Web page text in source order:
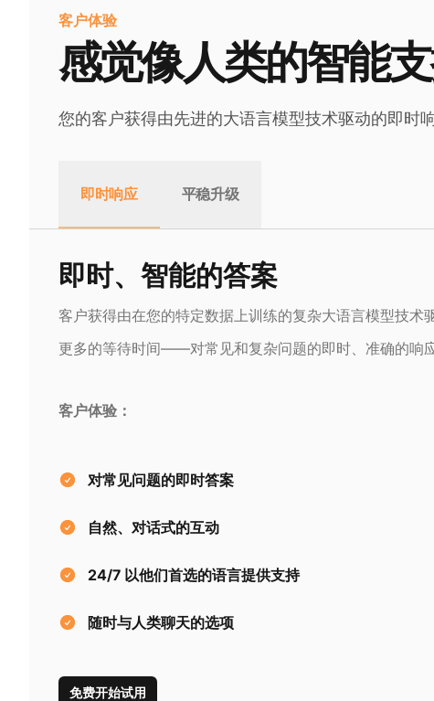
客户体验
感觉像人类的智能
您的客户获得由先进的大语言模型技术驱动的即时
即时响应 平稳升级
即时、智能的答案
客户获得由在您的特定数据上训练的复杂大语言模型技术
更多的等待时间——对常见和复杂问题的即时、准确的响应
客户体验：
对常见问题的即时答案
自然、对话式的互动
24/7 以他们首选的语言提供支持
随时与人类聊天的选项
免费开始试用